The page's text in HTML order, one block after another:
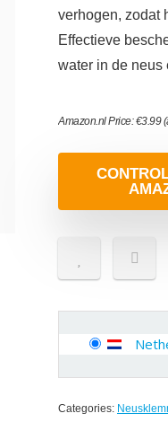
verhogen, zodat
Effectieve
water in de neus
Amazon.nl Price:€3.99
Categories: